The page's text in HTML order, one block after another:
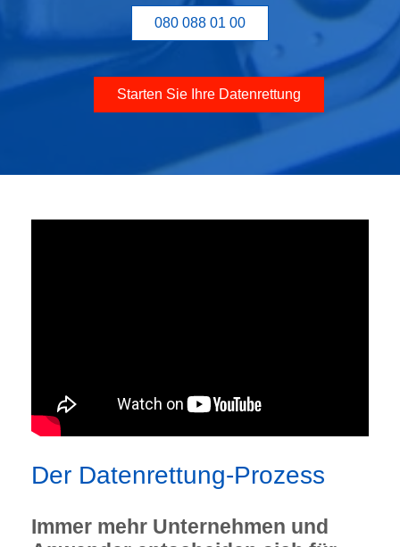
080 088 01 00
Starten Sie Ihre Datenrettung
Der Datenrettung-Prozess
Immer mehr Unternehmen und